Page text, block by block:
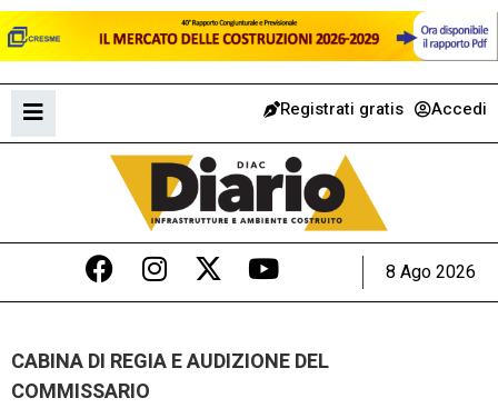
Registrati gratis Accedi
8 Ago 2026
CABINA DI REGIA E AUDIZIONE DEL
COMMISSARIO